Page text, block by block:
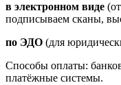
в электронном виде
подписываем сканы,
по ЭДО (для
Способы оплаты:
платёжные системы.